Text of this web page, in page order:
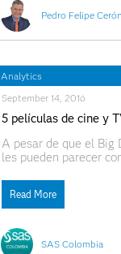
Pedro Felipe Cerón
Analytics
SAS Colombia
September 14, 2016
5 películas de cine y
A pesar de que el
les pueden parecer
Read More